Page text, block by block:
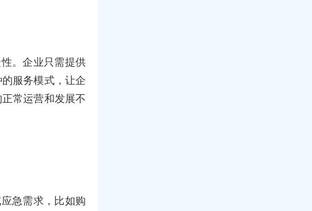
。企业只需提供
服务模式，让企
常运营和发展不
急需求，比如购